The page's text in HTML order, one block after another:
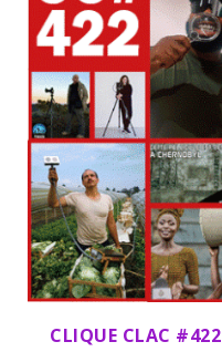
CLIQUE CLAC #422